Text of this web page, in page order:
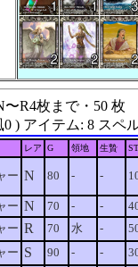
R4枚まで・50 枚
) アイテム: 8 スペ
レア G 領地 生贄 ST
ー N 80 - -
ー N 70 - -
ー R 70 水 -
ー S 90 - -